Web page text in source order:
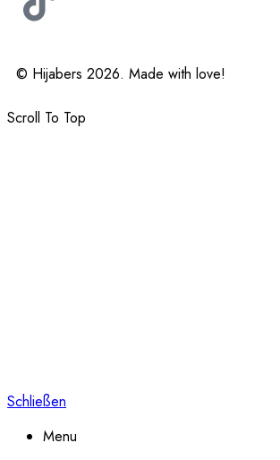
© Hijabers 2026. Made with love!
Scroll To Top
Schließen
Menu